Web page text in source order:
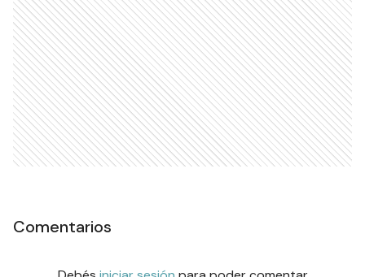
Comentarios